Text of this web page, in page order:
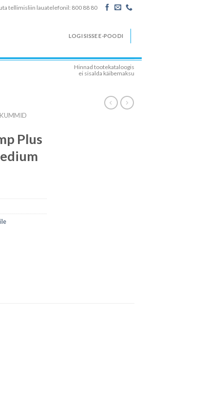
tellimisliin lauatelefonil: 800 88 80
LOGI SISSE E-POODI
Hinnad tootekataloogis
ei sisalda käibemaksu
Plus